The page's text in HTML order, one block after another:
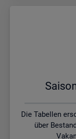
Die Tabellen
über